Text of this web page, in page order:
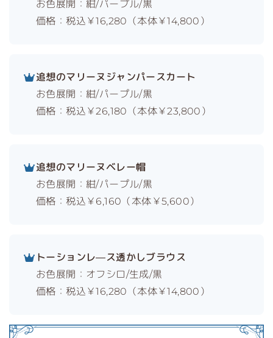
お色展開：紺/パープル/黒
価格：税込￥16,280（本体￥14,800）
追想のマリーヌジャンパースカート
お色展開：紺/パープル/黒
価格：税込￥26,180（本体￥23,800）
追想のマリーヌベレー帽
お色展開：紺/パープル/黒
価格：税込￥6,160（本体￥5,600）
トーションレ―ス透かしブラウス
お色展開：オフシロ/生成/黒
価格：税込￥16,280（本体￥14,800）